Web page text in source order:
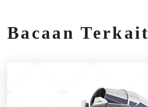
Bacaan Terkait